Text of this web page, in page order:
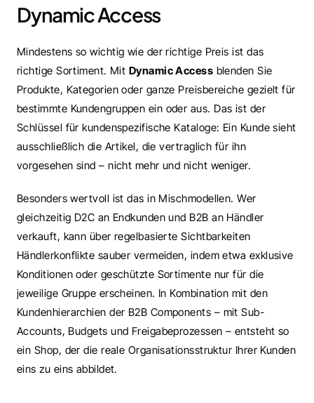
Dynamic Access
Mindestens so wichtig wie der richtige Preis ist das
richtige Sortiment. Mit Dynamic Access blenden Sie
Produkte, Kategorien oder ganze Preisbereiche gezielt für
bestimmte Kundengruppen ein oder aus. Das ist der
Schlüssel für kundenspezifische Kataloge: Ein Kunde sieht
ausschließlich die Artikel, die vertraglich für ihn
vorgesehen sind – nicht mehr und nicht weniger.
Besonders wertvoll ist das in Mischmodellen. Wer
gleichzeitig D2C an Endkunden und B2B an Händler
verkauft, kann über regelbasierte Sichtbarkeiten
Händlerkonflikte sauber vermeiden, indem etwa exklusive
Konditionen oder geschützte Sortimente nur für die
jeweilige Gruppe erscheinen. In Kombination mit den
Kundenhierarchien der B2B Components – mit Sub-
Accounts, Budgets und Freigabeprozessen – entsteht so
ein Shop, der die reale Organisationsstruktur Ihrer Kunden
eins zu eins abbildet.